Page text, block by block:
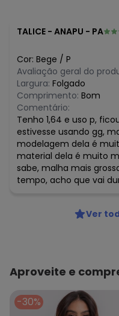
O preço apresentado
agosto/2026
julho/2026
junho/2026
maio/2026
abril/2026
março/2026
fevereiro/2026
TALICE - ANAPU - PA
Cor: Bege / P
Avaliação geral do
Largura: Folgado
Comprimento: Bom
Comentário:
Tenho 1,64 e uso p,
estivesse usando gg,
modelagem dela é
material dela é muito
sabe, malha mais
tempo, acho que vai
Ver
Aproveite e
-30%